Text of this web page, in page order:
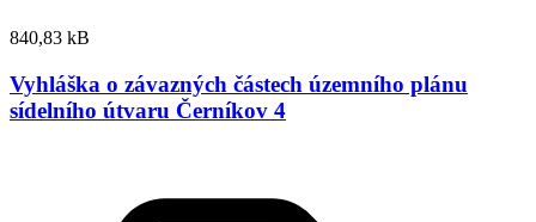
840,83 kB
Vyhláška o závazných částech územního plánu
sídelního útvaru Černíkov 4